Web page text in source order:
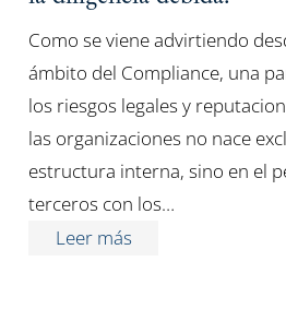
Como se viene advirtiendo
ámbito del Compliance, una
los riesgos legales y
las organizaciones no nace
estructura interna, sino en el
terceros con los…
Leer más